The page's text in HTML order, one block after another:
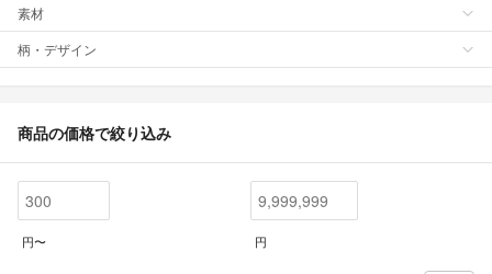
素材
柄・デザイン
商品の価格で絞り込み
円〜 円